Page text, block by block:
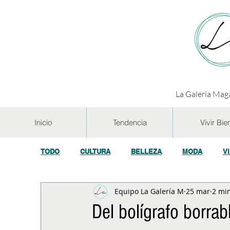
La Galería
Inicio Tendencia Vivir
TODO CULTURA BELLEZA MODA
GASTRONOMÍA Y VINOS SALUD
Del bolígrafo
Equipo La Galería M 25 mar 2